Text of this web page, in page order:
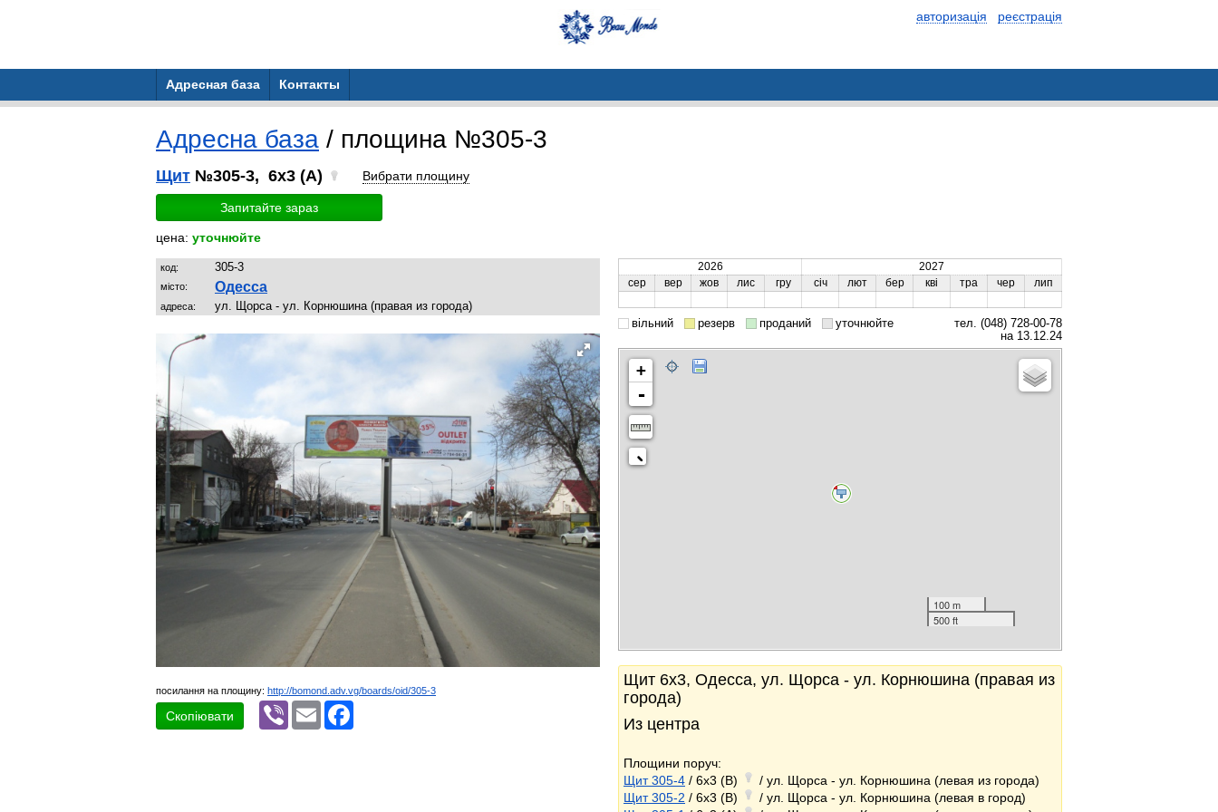
авторизація реєстрація
Адресная база Контакты
Адресна база / площина №305-3
Щит №305-3, 6x3 (A) Вибрати площину
Запитайте зараз
цена: уточнюйте
код: 305-3
місто: Одесса
адреса: ул. Щорса - ул. Корнюшина (правая из города)
посилання на площину: http://bomond.adv.vg/boards/oid/305-3
Скопіювати
Viber Email
2026
2027
сер
вер жов лис гру січ лют бер кві тра чер лип
вільний резерв проданий уточнюйте
тел. (048) 728-00-78
на 13.12.24
+
-
100 m
500 ft
Щит 6x3, Одесса, ул. Щорса - ул. Корнюшина (правая из
города)
Из центра
Площини поруч:
Щит 305-4 / 6x3 (B)
/ ул. Щорса - ул. Корнюшина (левая из города)
Щит 305-2 / 6x3 (B)
/ ул. Щорса - ул. Корнюшина (левая в город)